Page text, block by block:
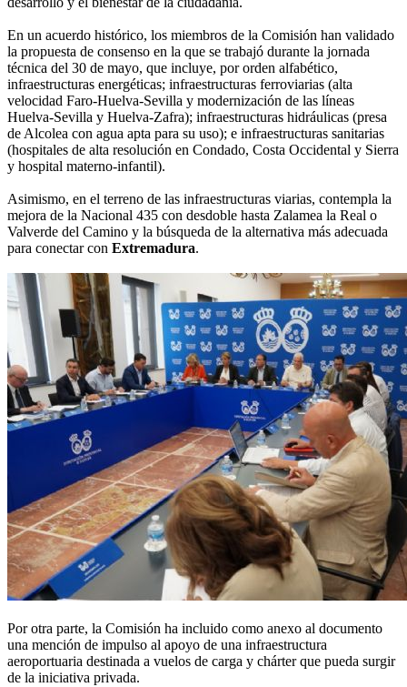
En un acuerdo histórico, los miembros de la Comisión han validado
la propuesta de consenso en la que se trabajó durante la jornada
técnica del 30 de mayo, que incluye, por orden alfabético,
infraestructuras energéticas; infraestructuras ferroviarias (alta
velocidad Faro-Huelva-Sevilla y modernización de las líneas
Huelva-Sevilla y Huelva-Zafra); infraestructuras hidráulicas (presa
de Alcolea con agua apta para su uso); e infraestructuras sanitarias
(hospitales de alta resolución en Condado, Costa Occidental y Sierra
y hospital materno-infantil).
Asimismo, en el terreno de las infraestructuras viarias, contempla la
mejora de la Nacional 435 con desdoble hasta Zalamea la Real o
Valverde del Camino y la búsqueda de la alternativa más adecuada
para conectar con Extremadura.
Por otra parte, la Comisión ha incluido como anexo al documento
una mención de impulso al apoyo de una infraestructura
aeroportuaria destinada a vuelos de carga y chárter que pueda surgir
de la iniciativa privada.